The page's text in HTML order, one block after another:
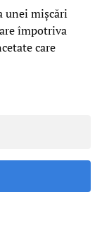
unei mișcări
împotriva
care